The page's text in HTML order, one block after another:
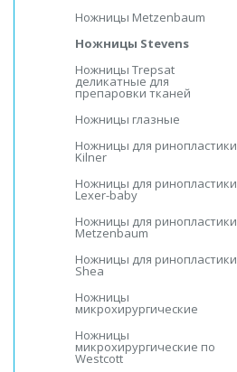
Ножницы Metzenbaum
Ножницы Stevens
Ножницы Trepsat
деликатные для
препаровки тканей
Ножницы глазные
Ножницы для ринопластики
Kilner
Ножницы для ринопластики
Lexer-baby
Ножницы для ринопластики
Metzenbaum
Ножницы для ринопластики
Shea
Ножницы
микрохирургические
Ножницы
микрохирургические по
Westcott